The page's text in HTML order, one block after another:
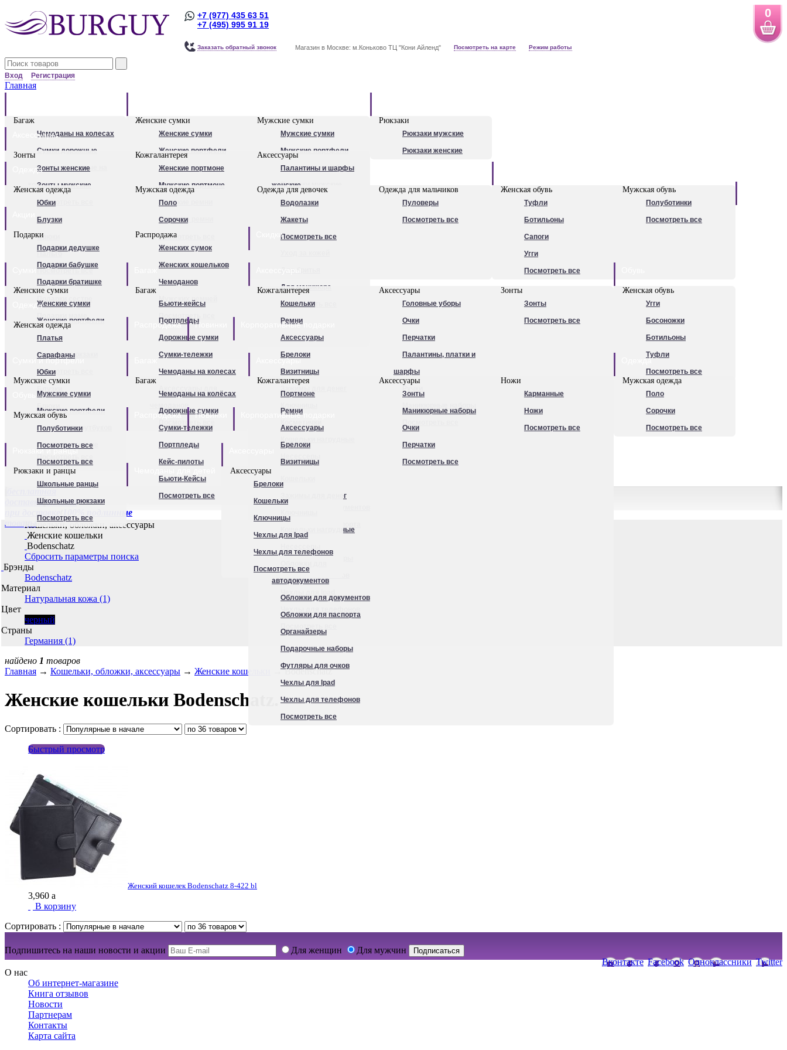
0
+7 (977) 435 63 51
+7 (495) 995 91 19
Заказать обратный звонок Магазин в Москве: м.Коньково ТЦ "Кони Айленд" Посмотреть на карте Режим работы
Вход Регистрация
Главная
Багаж
Чемоданы на колесах
Сумки дорожные
Сумки дорожные на
колесах.
Сумки - тележки
хозяйственные
Бьюти - кейсы
Кейс-пилоты
Портпледы
Чехлы для чемоданов
Чемоданы для детей
Термосумки
Посмотреть все
Женские сумки
Женские сумки
Женские портфели
Клатчи
Женские рюкзаки
Посмотреть все
Мужские сумки
Мужские сумки
Мужские портфели
Сумки для ноутбуков
Рюкзаки мужские
Посмотреть все
Рюкзаки
Рюкзаки мужские
Рюкзаки женские
Аксессуары
Зонты
Зонты женские
Зонты мужские
Посмотреть все
Кожгалантерея
Женские портмоне
Мужские портмоне
Женские ремни
Мужские ремни
Обложки для
автодокументов
Обложки для паспорта
Визитницы
Перчатки женские
Перчатки мужские
Посмотреть все
Аксессуары
Палантины и шарфы
женские
Очки
Ножи
Ручки
Для маникюра
Посмотреть все
Одежда
Женская одежда
Юбки
Блузки
Брюки
Пальто
Посмотреть все
Мужская одежда
Поло
Сорочки
Посмотреть все
Одежда для девочек
Водолазки
Жакеты
Посмотреть все
Одежда для мальчиков
Пуловеры
Посмотреть все
Женская обувь
Туфли
Ботильоны
Сапоги
Угги
Посмотреть все
Мужская обувь
Полуботинки
Посмотреть все
Подарки
Подарки дедушке
Подарки бабушке
Подарки братишке
Подарки сестре
Подарки маме
Распродажа
Женских сумок
Женских кошельков
Чемоданов
Мужских ремней
Посмотреть все
Скидки
Женские сумки
Женские сумки
Женские портфели
Клатчи
Женские рюкзаки
Посмотреть все
Багаж
Бьюти-кейсы
Портпледы
Дорожные сумки
Сумки-тележки
Чемоданы на колесах
чемоданов
Посмотреть все
Кожгалантерея
Кошельки
Ремни
Аксессуары
Брелоки
Визитницы
Посмотреть все
Аксессуары
Головные уборы
Очки
Перчатки
Палантины, платки и
шарфы
Зонты
Зонты
Посмотреть все
Женская обувь
Угги
Босоножки
Ботильоны
Туфли
Посмотреть все
Одежда
Женская одежда
Платья
Сарафаны
Юбки
Блузки
Брюки
Посмотреть все
Распродажа Новинки Корпоративные подарки
Сумки и портфели
Мужские сумки
Мужские сумки
Мужские портфели
Сумки для ноутбуков
Рюкзаки мужские
Посмотреть все
Багаж
Чемоданы на колёсах
Дорожные сумки
Сумки-тележки
Портпледы
Кейс-пилоты
Бьюти-Кейсы
Посмотреть все
Аксессуары
Кожгалантерея
Портмоне
Ремни
Аксессуары
Брелоки
Визитницы
Зажимы для денег
Кошельки нагрудные
автодокументов
Обложки для документов
Обложки для паспорта
Органайзеры
Подарочные наборы
Футляры для очков
Чехлы для Ipad
Чехлы для телефонов
Посмотреть все
Аксессуары
Зонты
Маникюрные наборы
Очки
Перчатки
Посмотреть все
Ножи
Карманные
Ножи
Посмотреть все
Одежда
Мужская одежда
Поло
Сорочки
Посмотреть все
Мужская обувь
Полуботинки
Посмотреть все
Распродажа Новинки Корпоративные подарки
Рюкзаки и ранцы
Рюкзаки и ранцы
Школьные ранцы
Школьные рюкзаки
Посмотреть все
Аксессуары
Брелоки
Кошельки
Ключницы
Чехлы для Ipad
Чехлы для телефонов
Посмотреть все
доставка оплата
100% подлинные
товарыКошельки, обложки, аксессуары
Женские кошельки
Bodenschatz
Сбросить параметры поиска
Брэнды
Bodenschatz
Материал
Натуральная кожа (1)
Цвет
черный
Страны
Германия (1)
найдено 1 товаров
Главная → Кошельки, обложки, аксессуары → Женские кошельки → Bodenschatz
Женские кошельки Bodenschatz.
Сортировать :
Быстрый просмотр
Женский кошелек Bodenschatz 8-422 bl
3,960 a
В корзину
Сортировать :
Подпишитесь на наши новости и акции Для женщин Для мужчин Подписаться
Вконтакте Facebook Одноклассники Twitter
О нас
Об интернет-магазине
Книга отзывов
Новости
Партнерам
Контакты
Карта сайта